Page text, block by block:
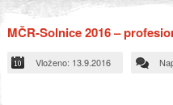
MČR-Solnice 2016 –
Vloženo: 13.9.2016